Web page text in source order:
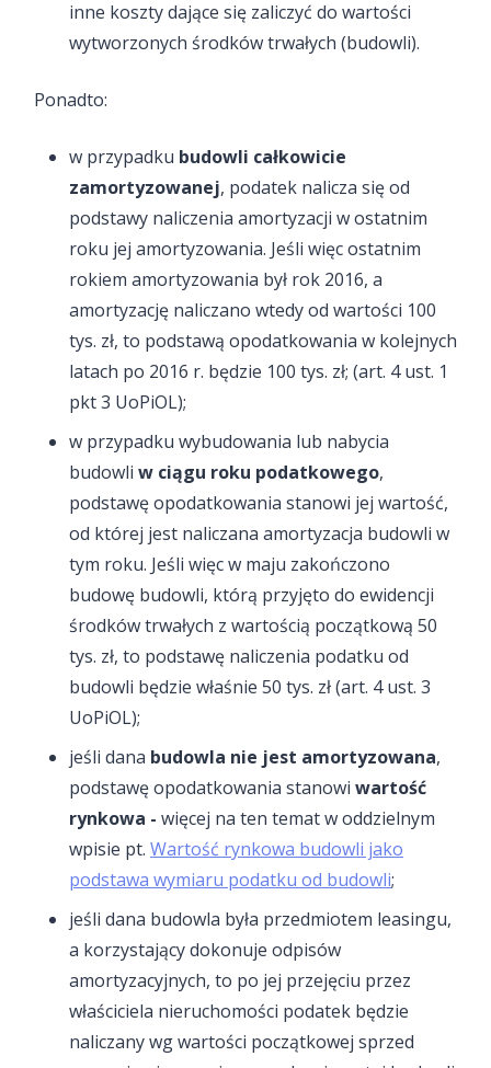
inne koszty dające się zaliczyć do wartości
wytworzonych środków trwałych (budowli).
Ponadto:
w przypadku budowli całkowicie
zamortyzowanej, podatek nalicza się od
podstawy naliczenia amortyzacji w ostatnim
roku jej amortyzowania. Jeśli więc ostatnim
rokiem amortyzowania był rok 2016, a
amortyzację naliczano wtedy od wartości 100
tys. zł, to podstawą opodatkowania w kolejnych
latach po 2016 r. będzie 100 tys. zł; (art. 4 ust. 1
pkt 3 UoPiOL);
w przypadku wybudowania lub nabycia
budowli w ciągu roku podatkowego,
podstawę opodatkowania stanowi jej wartość,
od której jest naliczana amortyzacja budowli w
tym roku. Jeśli więc w maju zakończono
budowę budowli, którą przyjęto do ewidencji
środków trwałych z wartością początkową 50
tys. zł, to podstawę naliczenia podatku od
budowli będzie właśnie 50 tys. zł (art. 4 ust. 3
UoPiOL);
jeśli dana budowla nie jest amortyzowana,
podstawę opodatkowania stanowi wartość
rynkowa - więcej na ten temat w oddzielnym
wpisie pt. Wartość rynkowa budowli jako
podstawa wymiaru podatku od budowli;
jeśli dana budowla była przedmiotem leasingu,
a korzystający dokonuje odpisów
amortyzacyjnych, to po jej przejęciu przez
właściciela nieruchomości podatek będzie
naliczany wg wartości początkowej sprzed